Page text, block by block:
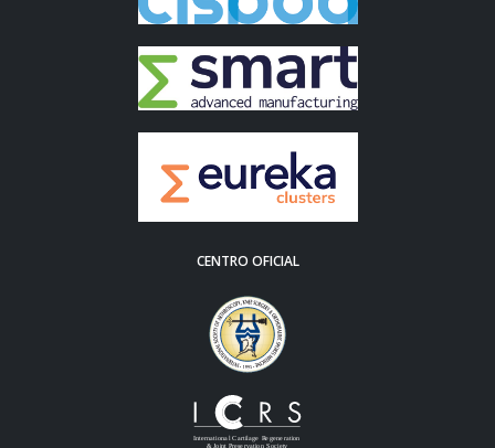
CENTRO OFICIAL